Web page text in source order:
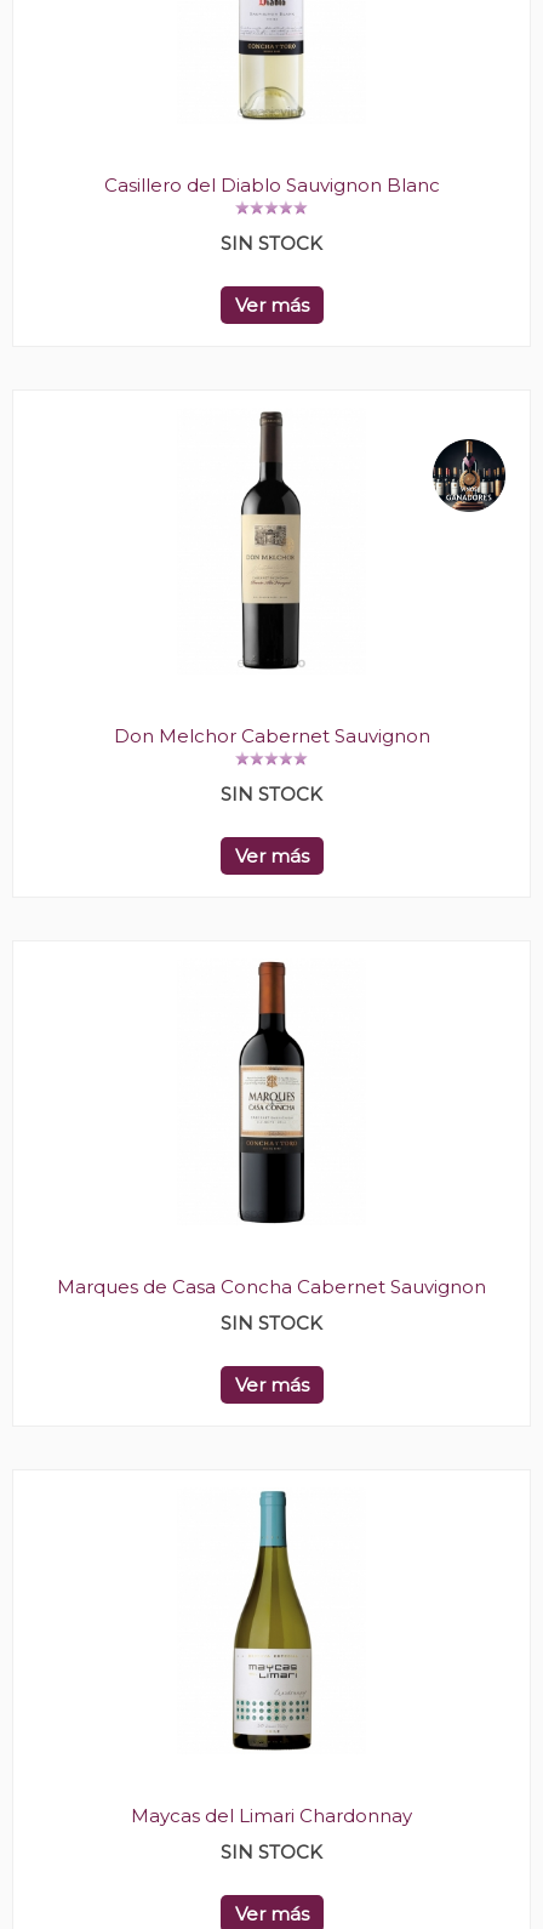
Casillero del Diablo Sauvignon Blanc
SIN STOCK
Ver más
Don Melchor Cabernet Sauvignon
SIN STOCK
Ver más
Marques de Casa Concha Cabernet Sauvignon
SIN STOCK
Ver más
Maycas del Limari Chardonnay
SIN STOCK
Ver más